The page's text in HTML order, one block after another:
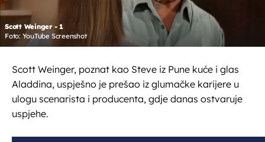
Scott Weinger - 1
Foto: YouTube Screenshot
Scott Weinger, poznat kao Steve iz Pune kuće i glas
Aladdina, uspješno je prešao iz glumačke karijere u
ulogu scenarista i producenta, gdje danas ostvaruje
uspjehe.